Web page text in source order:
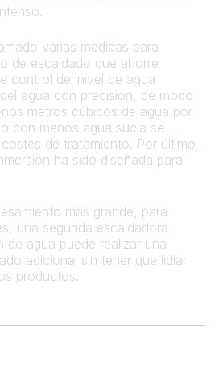
varias medidas para
de escaldado que ahorre
control del nivel de agua
agua con precisión, de modo
metros cúbicos de agua por
con menos agua sucia se
de tratamiento. Por último,
ha sido diseñada para
más grande, para
una segunda escaldadora
de agua puede realizar una
adicional sin tener que lidiar
productos.